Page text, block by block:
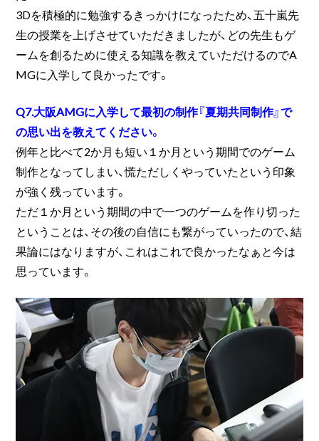
3Dを積極的に勉強するきっかけになったため、五十嵐先
生の授業を上げさせていただきましたが、どの先生もゲ
ームを創るために使える知識を教えていただけるのでA
MGに入学して良かったです。
Q7.大阪AMGに入学して最初の制作『夏期共同制作』で
の思い出を教えてください。
例年と比べて2か月も短い１か月という期間でのゲーム
制作となってしまい、慌ただしくやっていたという印象
が強く残っています。
ただ１か月という期間の中で一つのゲームを作り切った
ということは、その後の自信にも繋がっていったので、結
果論にはなりますが、これはこれで良かったなぁと今は
思っています。